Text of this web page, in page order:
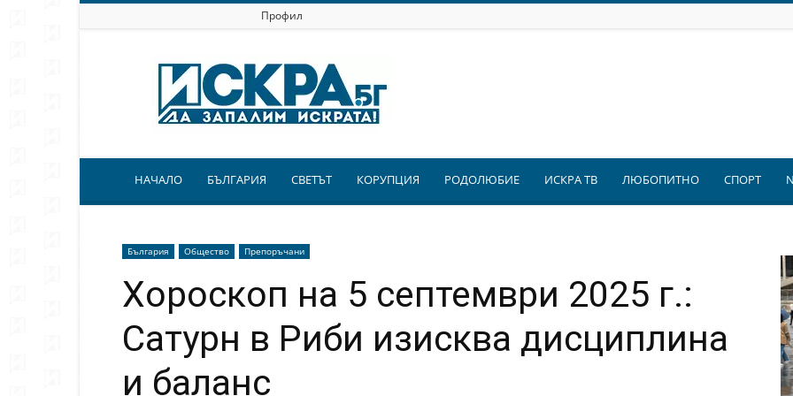
Профил
Искра.бг
НАЧАЛО БЪЛГАРИЯ СВЕТЪТ КОРУПЦИЯ РОДОЛЮБИЕ ИСКРА ТВ ЛЮБОПИТНО СПОРТ
България Общество Препоръчани
Хороскоп на 5 септември 2025 г.:
Сатурн в Риби изисква дисциплина
и баланс